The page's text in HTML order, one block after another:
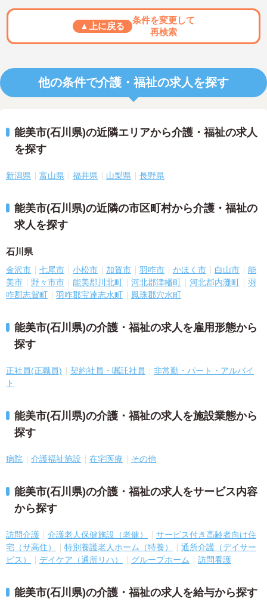
▲上に戻る
条件を変更して
再検索
他の条件で介護・福祉の求人を探す
能美市(石川県)の近隣エリアから介護・福祉の求人
を探す
新潟県 富山県 福井県 山梨県 長野県
能美市(石川県)の近隣の市区町村から介護・福祉の
求人を探す
石川県
金沢市 七尾市 小松市 加賀市 羽咋市 かほく市 白山市
能
美市
野々市市 能美郡川北町 河北郡津幡町 河北郡内灘町
羽
咋郡志賀町
羽咋郡宝達志水町 鳳珠郡穴水町
能美市(石川県)の介護・福祉の求人を雇用形態から
探す
正社員(正職員) 契約社員・嘱託社員
非常勤・パート・アルバイ
ト
能美市(石川県)の介護・福祉の求人を施設業態から
探す
病院 介護福祉施設 在宅医療 その他
能美市(石川県)の介護・福祉の求人をサービス内容
から探す
訪問介護 介護老人保健施設（老健）
サービス付き高齢者向け住
宅（サ高住）
特別養護老人ホーム（特養）
通所介護（デイサー
ビス）
デイケア（通所リハ） グループホーム 訪問看護
能美市(石川県)の介護・福祉の求人を給与から探す